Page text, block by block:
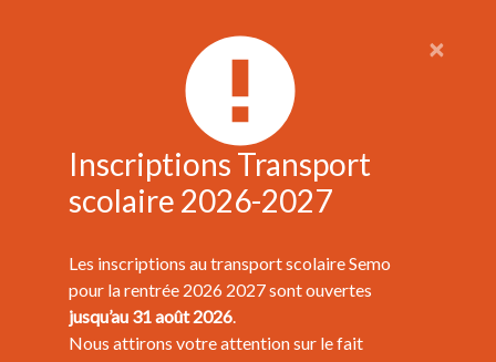
×
Inscriptions Transport
scolaire 2026-2027
Les inscriptions au transport scolaire Semo
pour la rentrée 2026 2027 sont ouvertes
jusqu’au 31 août 2026.
Nous attirons votre attention sur le fait